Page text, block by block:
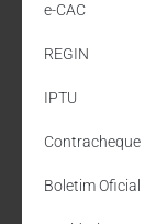
e-CAC
REGIN
IPTU
Contracheque
Boletim Oficial